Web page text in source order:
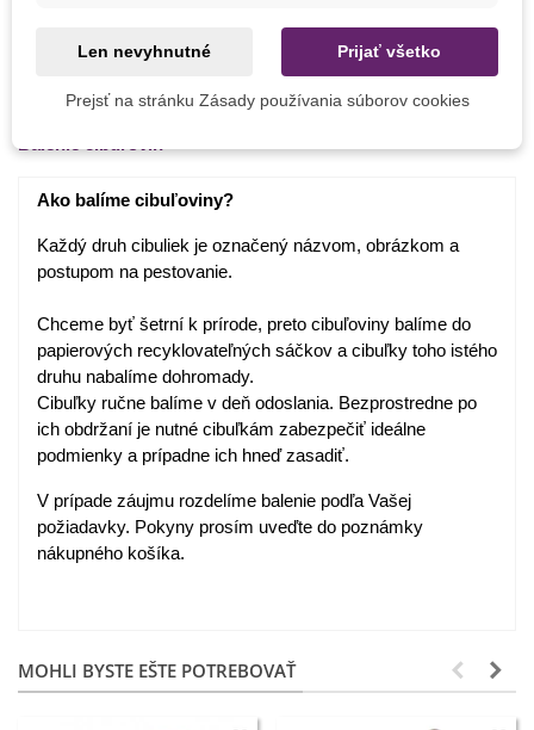
Triumph
Jeseň
Balenie cibuľovín
Ako balíme cibuľoviny?
Každý druh cibuliek je označený názvom, obrázkom a
postupom na pestovanie.
Chceme byť šetrní k prírode, preto cibuľoviny balíme do
papierových recyklovateľných sáčkov a cibuľky toho istého
druhu nabalíme dohromady.
Cibuľky ručne balíme v deň odoslania. Bezprostredne po
ich obdržaní je nutné cibuľkám zabezpečiť ideálne
podmienky a prípadne ich hneď zasadiť.
V prípade záujmu rozdelíme balenie podľa Vašej
požiadavky. Pokyny prosím uveďte do poznámky
nákupného košíka.
MOHLI BYSTE EŠTE POTREBOVAŤ
Len nevyhnutné Prijať všetko
Prejsť na stránku Zásady používania súborov cookies